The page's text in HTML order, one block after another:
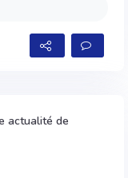
actualité de